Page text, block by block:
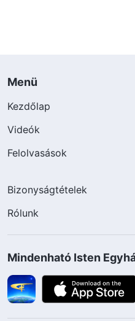
Menü
Kezdőlap
Videók
Felolvasások
Bizonyságtételek
Rólunk
Mindenható Isten